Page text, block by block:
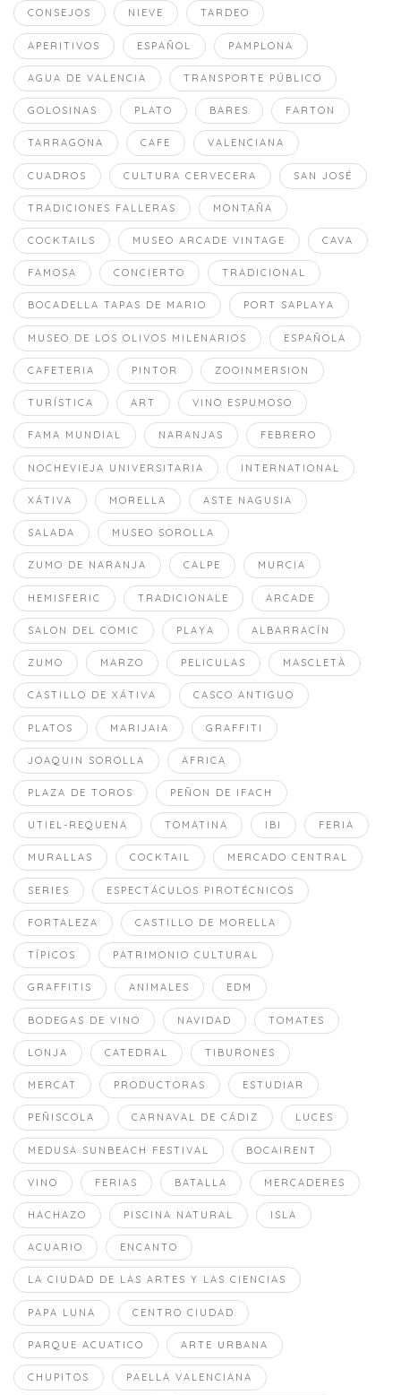
CONSEJOS NIEVE TARDEO
APERITIVOS ESPAÑOL PAMPLONA
AGUA DE VALENCIA TRANSPORTE PÚBLICO
GOLOSINAS PLATO BARES FARTON
TARRAGONA CAFE VALENCIANA
CUADROS CULTURA CERVECERA SAN JOSÉ
TRADICIONES FALLERAS MONTAÑA
COCKTAILS MUSEO ARCADE VINTAGE CAVA
FAMOSA CONCIERTO TRADICIONAL
BOCADELLA TAPAS DE MARIO PORT SAPLAYA
MUSEO DE LOS OLIVOS MILENARIOS ESPAÑOLA
CAFETERIA PINTOR ZOOINMERSION
TURÍSTICA ART VINO ESPUMOSO
FAMA MUNDIAL NARANJAS FEBRERO
NOCHEVIEJA UNIVERSITARIA INTERNATIONAL
XÁTIVA MORELLA ASTE NAGUSIA
SALADA MUSEO SOROLLA
ZUMO DE NARANJA CALPE MURCIA
HEMISFERIC TRADICIONALE ARCADE
SALON DEL COMIC PLAYA ALBARRACÍN
ZUMO MARZO PELICULAS MASCLETÀ
CASTILLO DE XÁTIVA CASCO ANTIGUO
PLATOS MARIJAIA GRAFFITI
JOAQUIN SOROLLA AFRICA
PLAZA DE TOROS PEÑON DE IFACH
UTIEL-REQUENA TOMATINA IBI FERIA
MURALLAS COCKTAIL MERCADO CENTRAL
SERIES ESPECTÁCULOS PIROTÉCNICOS
FORTALEZA CASTILLO DE MORELLA
TÍPICOS PATRIMONIO CULTURAL
GRAFFITIS ANIMALES EDM
BODEGAS DE VINO NAVIDAD TOMATES
LONJA CATEDRAL TIBURONES
MERCAT PRODUCTORAS ESTUDIAR
PEÑISCOLA CARNAVAL DE CÁDIZ LUCES
MEDUSA SUNBEACH FESTIVAL BOCAIRENT
VINO FERIAS BATALLA MERCADERES
HACHAZO PISCINA NATURAL ISLA
ACUARIO ENCANTO
LA CIUDAD DE LAS ARTES Y LAS CIENCIAS
PAPA LUNA CENTRO CIUDAD
PARQUE ACUATICO ARTE URBANA
CHUPITOS PAELLA VALENCIANA